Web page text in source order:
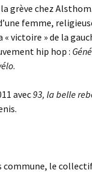
grève chez
femme,
victoire » de la
hip hop :
.
avec93, la belle
commune, le